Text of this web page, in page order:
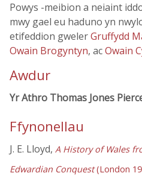
Powys -meibion a neiaint
mwy gael eu haduno yn
etifeddion gwelerGruffydd
Owain Brogyntyn, acOwain
Awdur
Yr Athro Thomas Jones
Ffynonellau
J. E. Lloyd, A History of Wales
Edwardian Conquest(London